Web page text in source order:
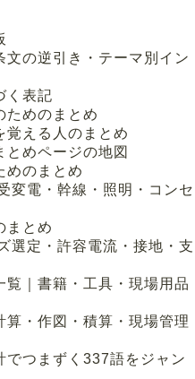
の逆引き・テーマ別イン
く表記
ためのまとめ
覚える人のまとめ
めページの地図
めのまとめ
変電・幹線・照明・コンセ
まとめ
選定・許容電流・接地・支
｜書籍・工具・現場用品
・作図・積算・現場管理
でつまずく337語をジャン